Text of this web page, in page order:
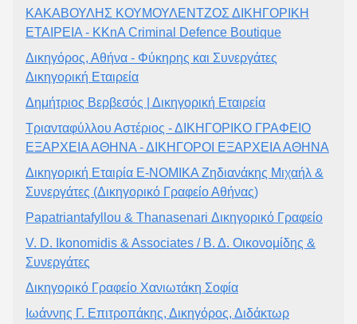
ΚΑΚΑΒΟΥΛΗΣ ΚΟΥΜΟΥΛΕΝΤΖΟΣ ΔΙΚΗΓΟΡΙΚΗ
ΕΤΑΙΡΕΙΑ - KKnA Criminal Defence Boutique
Δικηγόρος, Αθήνα - Φύκηρης και Συνεργάτες
Δικηγορική Εταιρεία
Δημήτριος Βερβεσός | Δικηγορική Εταιρεία
Τριανταφύλλου Αστέριος - ΔΙΚΗΓΟΡΙΚΟ ΓΡΑΦΕΙΟ
ΕΞΑΡΧΕΙΑ ΑΘΗΝΑ - ΔΙΚΗΓΟΡΟΙ ΕΞΑΡΧΕΙΑ ΑΘΗΝΑ
Δικηγορική Εταιρία Ε-ΝΟΜΙΚΑ Ζηδιανάκης Μιχαήλ &
Συνεργάτες (Δικηγορικό Γραφείο Αθήνας)
Papatriantafyllou & Thanasenari Δικηγορικό Γραφείο
V. D. Ikonomidis & Associates / Β. Δ. Οικονομίδης &
Συνεργάτες
Δικηγορικό Γραφείο Χανιωτάκη Σοφία
Ιωάννης Γ. Επιτροπάκης, Δικηγόρος, Διδάκτωρ